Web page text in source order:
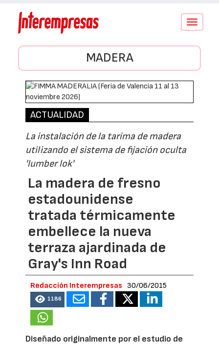
Conmutar
MADERA
ACTUALIDAD
La instalación de la tarima de madera
utilizando el sistema de fijación oculta
'lumber lok'
La madera de fresno
estadounidense
tratada térmicamente
embellece la nueva
terraza ajardinada de
Gray's Inn Road
Redacción Interempresas 30/06/2015
1186
Diseñado originalmente por el estudio de